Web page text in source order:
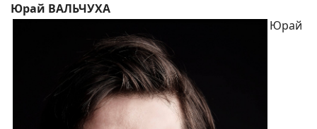
Юрай ВАЛЬЧУХА
Юрай